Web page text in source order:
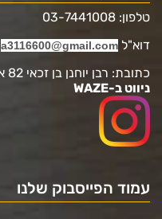
טלפון: 03-7441008
דוא"ל a3116600@gmail.com
כתובת: רבן יוחנן בן זכאי 82 אלעד
ניווט ב-WAZE
עמוד הפייסבוק שלנו